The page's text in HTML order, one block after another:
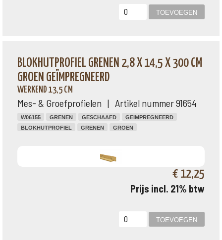
BLOKHUTPROFIEL GRENEN 2,8 X 14,5 X 300 CM
GROEN GEÏMPREGNEERD
WERKEND 13,5 CM
Mes- & Groefprofielen | Artikel nummer 91654
W06155 GRENEN GESCHAAFD
GEIMPREGNEERD
BLOKHUTPROFIEL
GRENEN GROEN
€ 12,25
Prijs incl. 21% btw